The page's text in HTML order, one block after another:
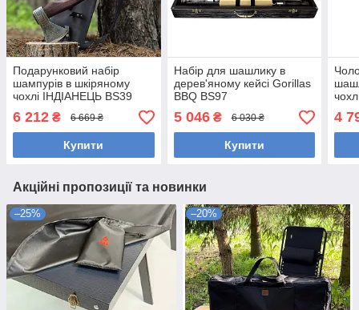
Подарунковий набір
шампурів в шкіряному
чохлі ІНДІАНЕЦЬ BS39
6 212 ₴ 6 669 ₴
Купити
Набір для шашлику в
дерев'яному кейсі Gorillas
BBQ BS97
5 046₴ 6 030 ₴
Купити
4
Акційні пропозиції та новинки
–25% –20%